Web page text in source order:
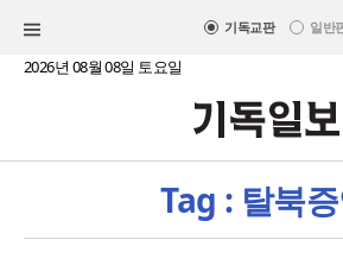
기독교판 일반
2026년 08월 08일 토요일
Tag : 탈북